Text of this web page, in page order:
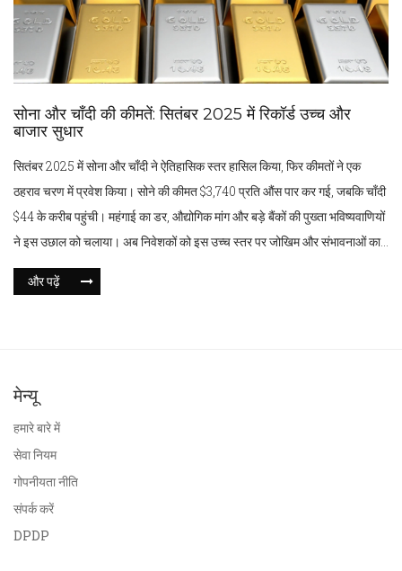
सोना और चाँदी की कीमतें: सितंबर 2025 में रिकॉर्ड उच्च और
बाजार सुधार
सितंबर 2025 में सोना और चाँदी ने ऐतिहासिक स्तर हासिल किया, फिर कीमतों ने एक
ठहराव चरण में प्रवेश किया। सोने की कीमत $3,740 प्रति औंस पार कर गई, जबकि चाँदी
$44 के करीब पहुंची। महंगाई का डर, औद्योगिक मांग और बड़े बैंकों की पुख्ता भविष्यवाणियों
ने इस उछाल को चलाया। अब निवेशकों को इस उच्च स्तर पर जोखिम और संभावनाओं का
संतुलन बनाना पड़ेगा।
और पढ़ें
मेन्यू
हमारे बारे में
सेवा नियम
गोपनीयता नीति
संपर्क करें
DPDP